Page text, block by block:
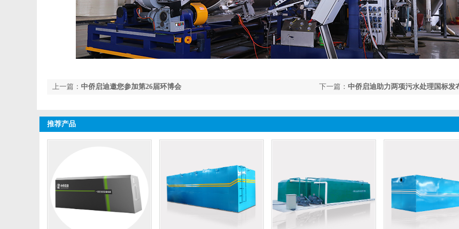
下一篇： 中侨启迪助力两项污水处理国标发
上一篇： 中侨启迪邀您参加第26届环博会
推荐产品